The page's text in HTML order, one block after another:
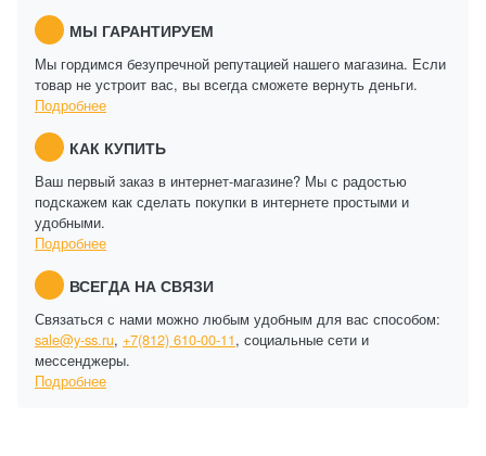
МЫ ГАРАНТИРУЕМ
Мы гордимся безупречной репутацией нашего магазина. Если
товар не устроит вас, вы всегда сможете вернуть деньги.
Подробнее
КАК КУПИТЬ
Ваш первый заказ в интернет-магазине? Мы с радостью
подскажем как сделать покупки в интернете простыми и
удобными.
Подробнее
ВСЕГДА НА СВЯЗИ
Связаться с нами можно любым удобным для вас способом:
sale@y-ss.ru, +7(812) 610-00-11, социальные сети и
мессенджеры.
Подробнее